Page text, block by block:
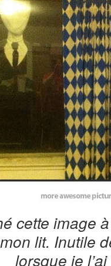
cette image
lit. Inutile
lorsque je